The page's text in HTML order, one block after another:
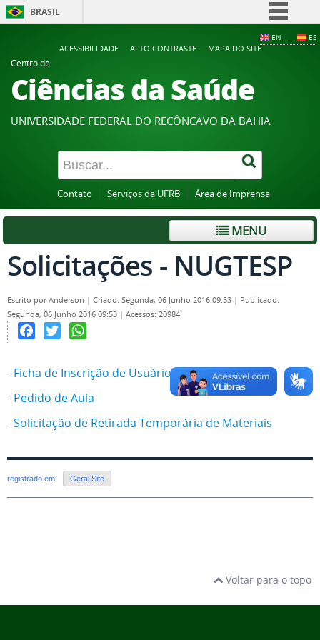
BRASIL
Participe
Acesso à informação
Legislação
Canais
EN ES
ACESSIBILIDADE ALTO CONTRASTE
MAPA DO SITE
Centro de
Ciências da Saúde
UNIVERSIDADE FEDERAL DO RECÔNCAVO DA BAHIA
Contato Serviços da UFRB Área de Imprensa
MENU
Solicitações - NUGTESP
Escrito porAnderson | Criado: Segunda, 06 Junho 2016 09:53 | Publicado:
Segunda, 06 Junho 2016 09:53 | Acessos: 20984
- Ficha de Inscrição de Usuário
- Pedido de Aula
-Solicitação de Retirada Temporária de Materiais
registrado em: Geral Site
Voltar para o topo